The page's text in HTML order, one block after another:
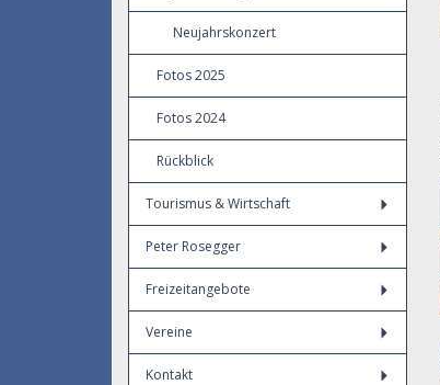
Neujahrskonzert
Fotos 2025
Fotos 2024
Rückblick
Tourismus & Wirtschaft
Peter Rosegger
Freizeitangebote
Vereine
Kontakt